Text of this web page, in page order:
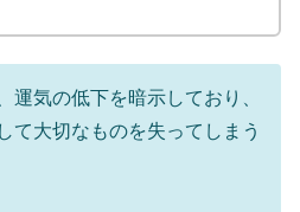
運気の低下を暗示しており、
て大切なものを失ってしまう